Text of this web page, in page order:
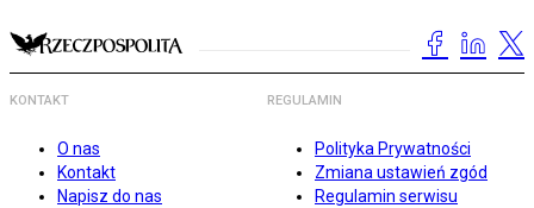
KONTAKT
O nas
Kontakt
Napisz do nas
REGULAMIN
Polityka Prywatności
Zmiana ustawień zgód
Regulamin serwisu